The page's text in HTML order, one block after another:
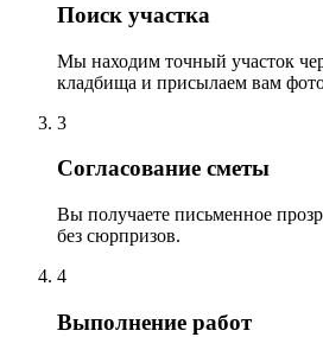
Поиск участка
Мы находим точный участок
кладбища и присылаем вам
3
Согласование сметы
Вы получаете письменное
без сюрпризов.
4
Выполнение работ